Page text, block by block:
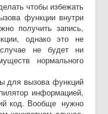
чтобы избежать
функции внутри
получить запись,
однако это не
не будет ни
нормального
для вызова функций
информацией,
код. Вообще нужно